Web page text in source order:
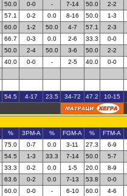
50.0 0-0 - 7-14 50.0 2-2
57.1 0-2 0.0 8-16 50.0 1-3
60.0 1-2 50.0 4-7 57.1 2-3
66.7 0-3 0.0 2-6 33.3 0-0
50.0 2-4 50.0 3-6 50.0 2-2
40.0 0-0 - 2-5 40.0 0-0
54.5 4-17 23.5 34-72 47.2 10-15
% 3PM-A % FGM-A % FTM-A
75.0 0-7 0.0 3-11 27.3 6-9
54.5 1-3 33.3 7-14 50.0 5-7
33.3 0-2 0.0 1-5 20.0 8-9
63.6 0-2 0.0 7-13 53.8 0-0
60.0 0-0 - 6-10 60.0 4-6